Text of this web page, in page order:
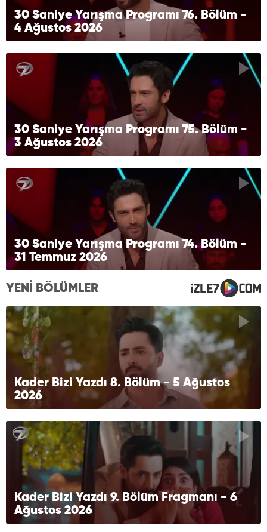
30 Saniye Yarışma Programı 76. Bölüm -
4 Ağustos 2026
30 Saniye Yarışma Programı 75. Bölüm -
3 Ağustos 2026
30 Saniye Yarışma Programı 74. Bölüm -
31 Temmuz 2026
YENİ BÖLÜMLER
Kader Bizi Yazdı 8. Bölüm - 5 Ağustos
2026
Kader Bizi Yazdı 9. Bölüm Fragmanı - 6
Ağustos 2026